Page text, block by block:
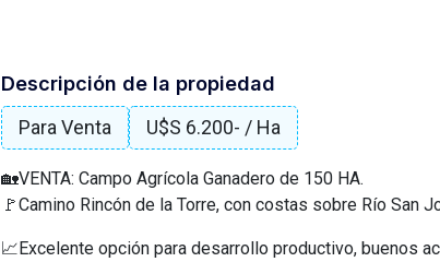
Descripción de la propiedad
Para Venta
U$S 6.200- / Ha
🏡VENTA: Campo Agrícola Ganadero de 150 HA.
🚩Camino Rincón de la Torre, con costas sobre Río San
📈Excelente opción para desarrollo productivo, buenos